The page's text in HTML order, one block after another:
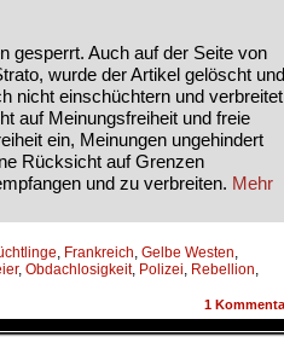
gesperrt. Auch auf der Seite von
wurde der Artikel gelöscht und
nicht einschüchtern und verbreitet
auf Meinungsfreiheit und freie
ein, Meinungen ungehindert
Rücksicht auf Grenzen
und zu verbreiten. Mehr
, Frankreich, Gelbe Westen,
, Obdachlosigkeit, Polizei, Rebellion,
1